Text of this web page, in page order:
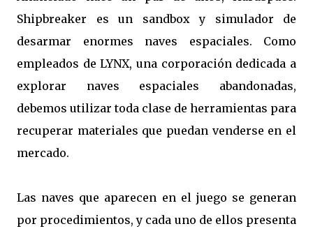
Shipbreaker es un sandbox y simulador de
desarmar enormes naves espaciales. Como
empleados de LYNX, una corporación dedicada a
explorar naves espaciales abandonadas,
debemos utilizar toda clase de herramientas para
recuperar materiales que puedan venderse en el
mercado.
Las naves que aparecen en el juego se generan
por procedimientos, y cada uno de ellos presenta